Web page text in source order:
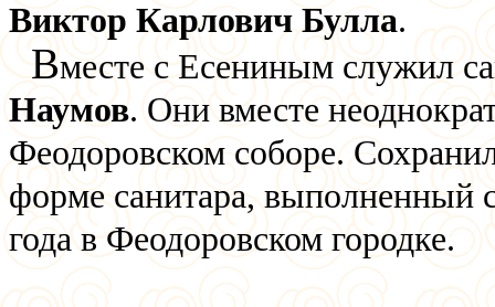
Виктор Карлович Булла.
Вместе с Есениным служил
Наумов. Они вместе
Феодоровском соборе.
форме санитара, выполненный
года в Феодоровском городке.